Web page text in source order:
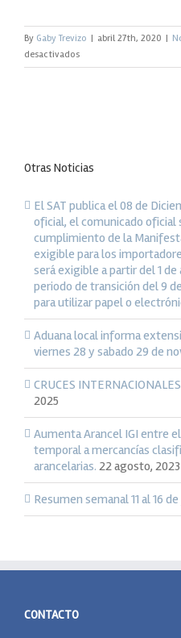
By Gaby Trevizo | abril 27th, 2020 |
desactivadosen
Boletín
festivo
de
2020.
Aduanas:
Ciudad
Juárez,
Chihuahua
Nogales
Otras Noticias
El SAT publica el 08 de
oficial, el comunicado oficial
cumplimiento de la
exigible para los
será exigible a partir del 1
periodo de transición del 9
para utilizar papel o
Aduana local informa
viernes 28 y sabado 29 de
CRUCES
2025
Aumenta Arancel IGI entre
temporal a mercancías
arancelarias. 22 agosto, 2023
Resumen semanal 11 al 16
CONTACTO